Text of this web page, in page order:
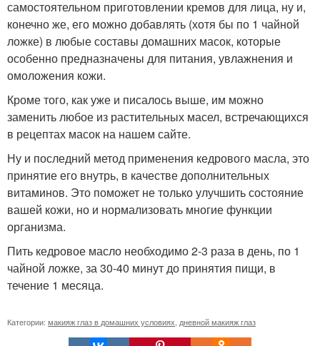
самостоятельном приготовлении кремов для лица, ну и,
конечно же, его можно добавлять (хотя бы по 1 чайной
ложке) в любые составы домашних масок, которые
особенно предназначены для питания, увлажнения и
омоложения кожи.
Кроме того, как уже и писалось выше, им можно
заменить любое из растительных масел, встречающихся
в рецептах масок на нашем сайте.
Ну и последний метод применения кедрового масла, это
принятие его внутрь, в качестве дополнительных
витаминов. Это поможет не только улучшить состояние
вашей кожи, но и нормализовать многие функции
организма.
Пить кедровое масло необходимо 2-3 раза в день, по 1
чайной ложке, за 30-40 минут до принятия пищи, в
течение 1 месяца.
Категории: макияж глаз в домашних условиях дневной макияж глаз